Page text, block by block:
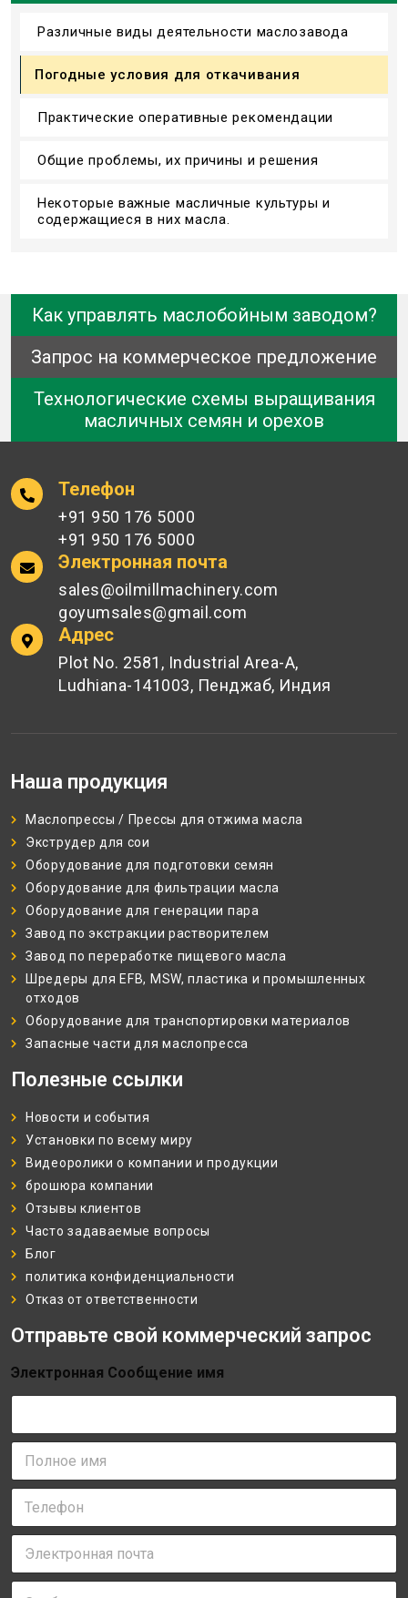
Различные виды деятельности маслозавода
Погодные условия для откачивания
Практические оперативные рекомендации
Общие проблемы, их причины и решения
Некоторые важные масличные культуры и
содержащиеся в них масла.
Как управлять маслобойным заводом?
Запрос на коммерческое предложение
Технологические схемы выращивания
масличных семян и орехов
Телефон
+91 950 176 5000
+91 950 176 5000
Электронная почта
sales@oilmillmachinery.com
goyumsales@gmail.com
Адрес
Plot No. 2581, Industrial Area-A,
Ludhiana-141003, Пенджаб, Индия
Наша продукция
Маслопрессы / Прессы для отжима масла
Экструдер для сои
Оборудование для подготовки семян
Оборудование для фильтрации масла
Оборудование для генерации пара
Завод по экстракции растворителем
Завод по переработке пищевого масла
Шредеры для EFB, MSW, пластика и промышленных
отходов
Оборудование для транспортировки материалов
Запасные части для маслопресса
Полезные ссылки
Новости и события
Установки по всему миру
Видеоролики о компании и продукции
брошюра компании
Отзывы клиентов
Часто задаваемые вопросы
Блог
политика конфиденциальности
Отказ от ответственности
Отправьте свой коммерческий запрос
Электронная Сообщение имя
П
л
е
м
я
Т
л
о
Э
е
С